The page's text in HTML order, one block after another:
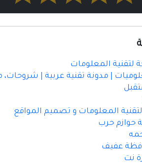
لتقنية المعلومات
| مدونة تقنية عربية | شروحات،
المعلومات و تصميم المواقع
حوازم حرب
عفيف
نت